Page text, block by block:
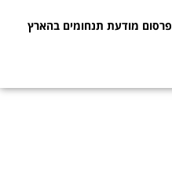
פרסום מודעת תנחומים בהארץ